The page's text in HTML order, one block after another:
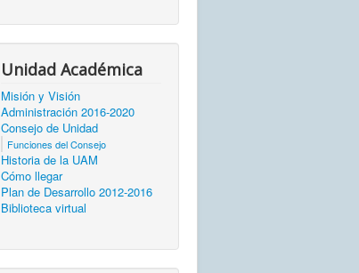
Unidad Académica
Misión y Visión
Administración 2016-2020
Consejo de Unidad
Funciones del Consejo
Historia de la UAM
Cómo llegar
Plan de Desarrollo 2012-2016
Biblioteca virtual